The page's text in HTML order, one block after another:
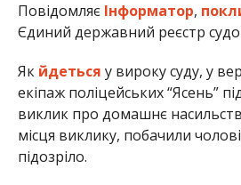
Повідомляє Інформатор,
Єдиний державний реєстр
Як йдеться у вироку суду, у
екіпаж поліцейських “Ясень”
виклик про домашнє
місця виклику, побачили
підозріло.